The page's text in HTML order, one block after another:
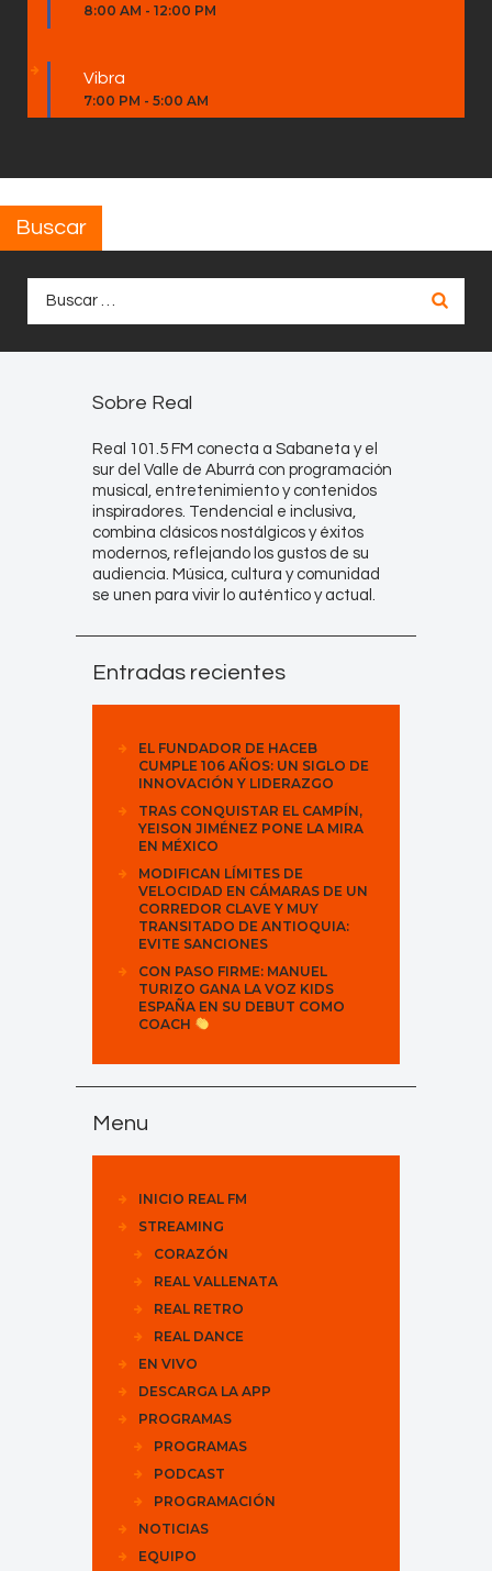
8:00 AM - 12:00 PM
Vibra
7:00 PM - 5:00 AM
Buscar
Sobre Real
Real 101.5 FM conecta a Sabaneta y el
sur del Valle de Aburrá con programación
musical, entretenimiento y contenidos
inspiradores. Tendencial e inclusiva,
combina clásicos nostálgicos y éxitos
modernos, reflejando los gustos de su
audiencia. Música, cultura y comunidad
se unen para vivir lo auténtico y actual.
Entradas recientes
EL FUNDADOR DE HACEB
CUMPLE 106 AÑOS: UN SIGLO DE
INNOVACIÓN Y LIDERAZGO
TRAS CONQUISTAR EL CAMPÍN,
YEISON JIMÉNEZ PONE LA MIRA
EN MÉXICO
MODIFICAN LÍMITES DE
VELOCIDAD EN CÁMARAS DE UN
CORREDOR CLAVE Y MUY
TRANSITADO DE ANTIOQUIA:
EVITE SANCIONES
CON PASO FIRME: MANUEL
TURIZO GANA LA VOZ KIDS
ESPAÑA EN SU DEBUT COMO
COACH
Menu
INICIO REAL FM
STREAMING
CORAZÓN
REAL VALLENATA
REAL RETRO
REAL DANCE
EN VIVO
DESCARGA LA APP
PROGRAMAS
PROGRAMAS
PODCAST
PROGRAMACIÓN
NOTICIAS
EQUIPO